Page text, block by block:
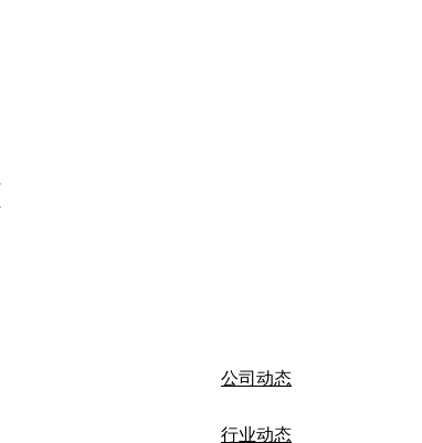
公司动态
行业动态